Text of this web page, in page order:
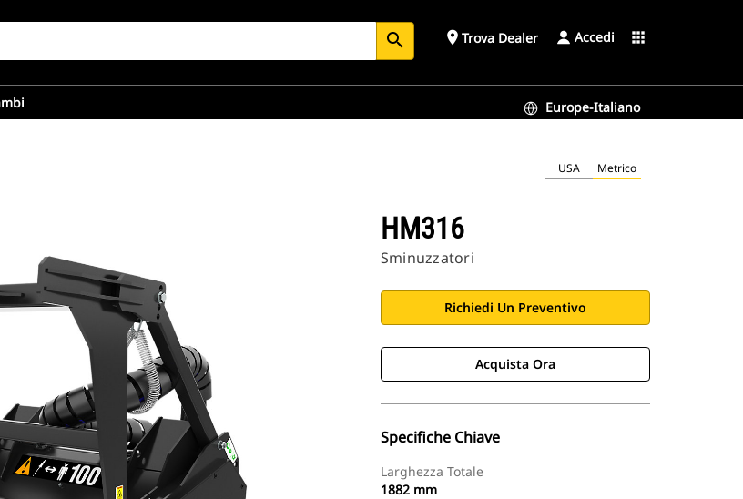
search place Trova Dealer Accedi apps
Europe-Italiano
USA Metrico
HM316
Sminuzzatori
Richiedi Un Preventivo
Acquista Ora
Specifiche Chiave
Larghezza Totale
1882 mm